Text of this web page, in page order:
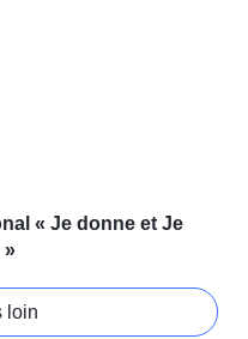
« Je donne et Je
»
loin